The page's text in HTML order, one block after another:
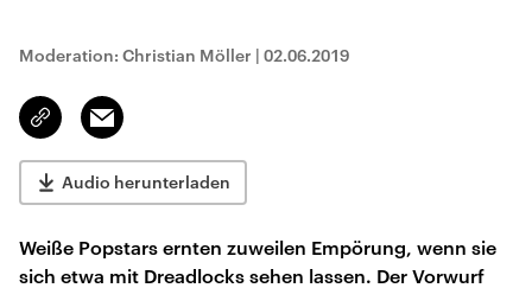
Moderation: Christian Möller | 02.06.2019
Link
kopieren/teilen
Email
Audio herunterladen
Weiße Popstars ernten zuweilen Empörung, wenn sie
sich etwa mit Dreadlocks sehen lassen. Der Vorwurf